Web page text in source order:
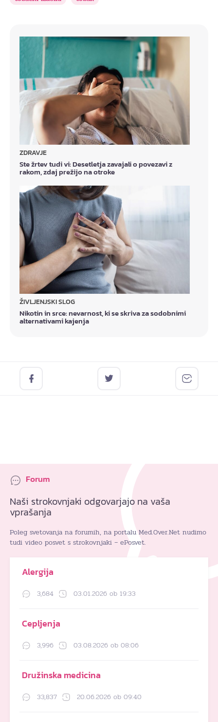
ZDRAVJE
Ste žrtev tudi vi: Desetletja zavajali o povezavi z
rakom, zdaj prežijo na otroke
ŽIVLJENJSKI SLOG
Nikotin in srce: nevarnost, ki se skriva za sodobnimi
alternativami kajenja
Forum
Naši strokovnjaki odgovarjajo na vaša
vprašanja
Poleg svetovanja na forumih, na portalu Med.Over.Net nudimo
tudi video posvet s strokovnjaki – ePosvet.
Alergija
3,684 03.01.2026 ob 19:33
Cepljenja
3,996 03.08.2026 ob 08:06
Družinska medicina
33,837 20.06.2026 ob 09:40